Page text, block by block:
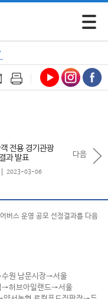
모바일
전용 경기관광
과 발표
2023-03-06
다음
버스 운영 공모 선정결과를 다음
원 남문시장→서울
→허브아일랜드→서울